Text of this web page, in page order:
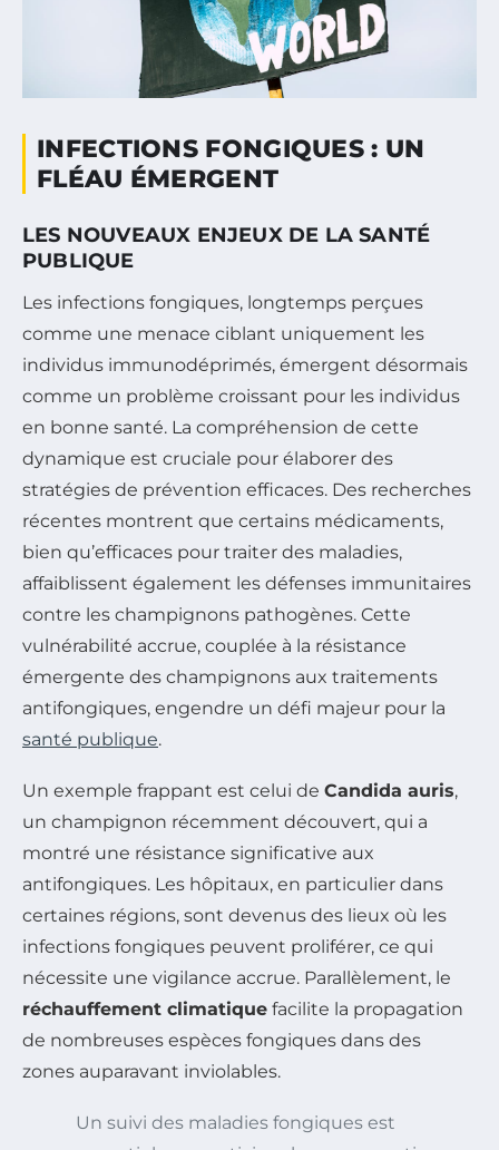
INFECTIONS FONGIQUES : UN
FLÉAU ÉMERGENT
LES NOUVEAUX ENJEUX DE LA SANTÉ
PUBLIQUE
Les infections fongiques, longtemps perçues
comme une menace ciblant uniquement les
individus immunodéprimés, émergent désormais
comme un problème croissant pour les individus
en bonne santé. La compréhension de cette
dynamique est cruciale pour élaborer des
stratégies de prévention efficaces. Des recherches
récentes montrent que certains médicaments,
bien qu’efficaces pour traiter des maladies,
affaiblissent également les défenses immunitaires
contre les champignons pathogènes. Cette
vulnérabilité accrue, couplée à la résistance
émergente des champignons aux traitements
antifongiques, engendre un défi majeur pour la
santé publique.
Un exemple frappant est celui de Candida auris,
un champignon récemment découvert, qui a
montré une résistance significative aux
antifongiques. Les hôpitaux, en particulier dans
certaines régions, sont devenus des lieux où les
infections fongiques peuvent proliférer, ce qui
nécessite une vigilance accrue. Parallèlement, le
réchauffement climatique facilite la propagation
de nombreuses espèces fongiques dans des
zones auparavant inviolables.
Un suivi des maladies fongiques est